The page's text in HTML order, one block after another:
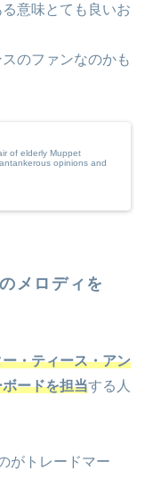
意味とても良いお
のファンなのかも
of elderly Muppet
opinions and
メロディを
・ティース・アン
ードを担当する人
がトレードマー